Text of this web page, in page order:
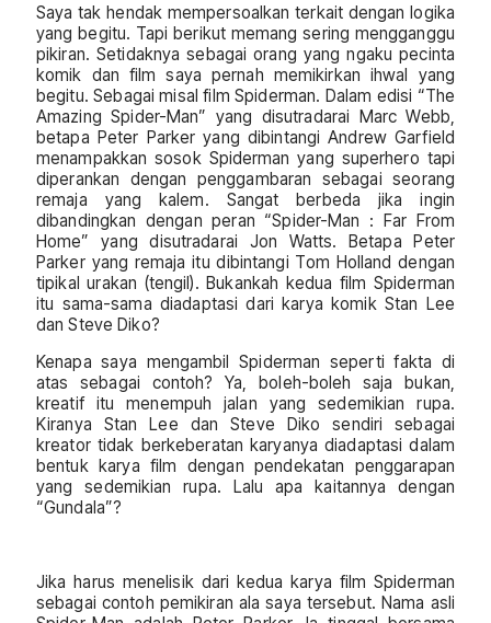
Saya tak hendak mempersoalkan terkait dengan logika
yang begitu. Tapi berikut memang sering mengganggu
pikiran. Setidaknya sebagai orang yang ngaku pecinta
komik dan film saya pernah memikirkan ihwal yang
begitu. Sebagai misal film Spiderman. Dalam edisi “The
Amazing Spider-Man” yang disutradarai Marc Webb,
betapa Peter Parker yang dibintangi Andrew Garfield
menampakkan sosok Spiderman yang superhero tapi
diperankan dengan penggambaran sebagai seorang
remaja yang kalem. Sangat berbeda jika ingin
dibandingkan dengan peran “Spider-Man : Far From
Home” yang disutradarai Jon Watts. Betapa Peter
Parker yang remaja itu dibintangi Tom Holland dengan
tipikal urakan (tengil). Bukankah kedua film Spiderman
itu sama-sama diadaptasi dari karya komik Stan Lee
dan Steve Diko?
Kenapa saya mengambil Spiderman seperti fakta di
atas sebagai contoh? Ya, boleh-boleh saja bukan,
kreatif itu menempuh jalan yang sedemikian rupa.
Kiranya Stan Lee dan Steve Diko sendiri sebagai
kreator tidak berkeberatan karyanya diadaptasi dalam
bentuk karya film dengan pendekatan penggarapan
yang sedemikian rupa. Lalu apa kaitannya dengan
“Gundala”?
Jika harus menelisik dari kedua karya film Spiderman
sebagai contoh pemikiran ala saya tersebut. Nama asli